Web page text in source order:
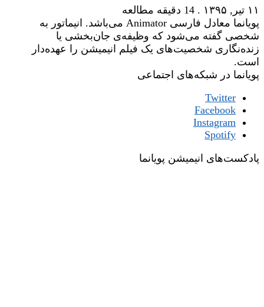
۱۱ تیر, ۱۳۹۵
. 14 دقیقه مطالعه
پویانما معادل فارسی Animator می‌باشد. انیماتور به
شخصی گفته می‌شود که وظیفه‌ی جان‌بخشی یا
زنده‌نگاری شخصیت‌های یک فیلم انیمیشن را عهده‌دار
است.
پویانما در شبکه‌های اجتماعی
Twitter
Facebook
Instagram
Spotify
پادکست‌های انیمیشن پویانما